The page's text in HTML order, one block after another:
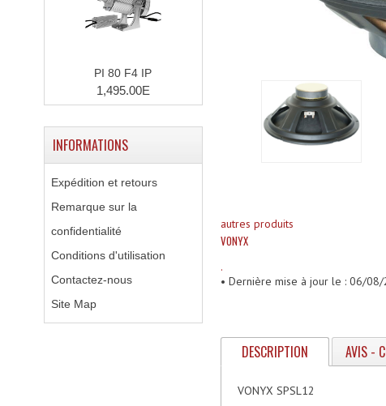
autres produits
VONYX
.
• Dernière mise à jour le : 06/
DESCRIPTION AVIS -
VONYX SPSL12
PI 80 F4 IP
1,495.00E
INFORMATIONS
Expédition et retours
Remarque sur la
confidentialité
Conditions d'utilisation
Contactez-nous
Site Map